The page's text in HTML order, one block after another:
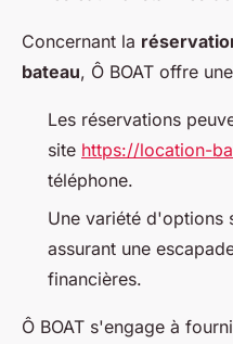
Concernant la
bateau, Ô BOAT offre
Les réservations
site https://location-
téléphone.
Une variété d'options
assurant une
financières.
Ô BOAT s'engage à